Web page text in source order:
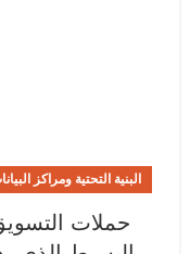
البنية التحتية ومراكز
حملات